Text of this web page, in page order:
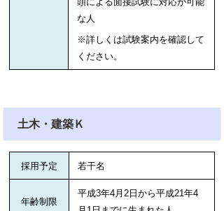
な人
※詳しくは試験案内を確認して
ください。
土木・建築Ｋ
採用予定 若干名
年齢制限
平成3年4月2日から平成21年4